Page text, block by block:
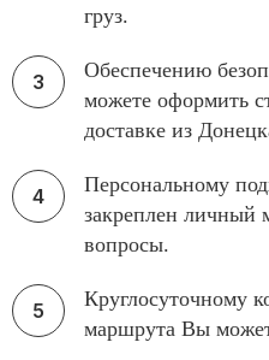
груз.
Обеспечению
можете оформить
доставке из
Персональному
закреплен
вопросы.
Круглосуточному
маршрута Вы